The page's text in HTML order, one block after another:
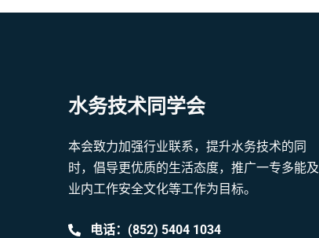
水务技术同学会
本会致力加强行业联系，提升水务技术的同
时，倡导更优质的生活态度，推广一专多能及
业内工作安全文化等工作为目标。
电话：(852) 5404 1034